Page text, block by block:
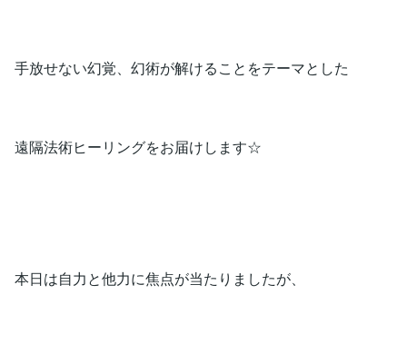
手放せない幻覚、幻術が解けることをテーマとした
遠隔法術ヒーリングをお届けします☆
本日は自力と他力に焦点が当たりましたが、